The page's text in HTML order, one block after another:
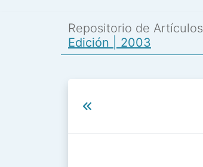
Repositorio de Artículos
Edición | 2003